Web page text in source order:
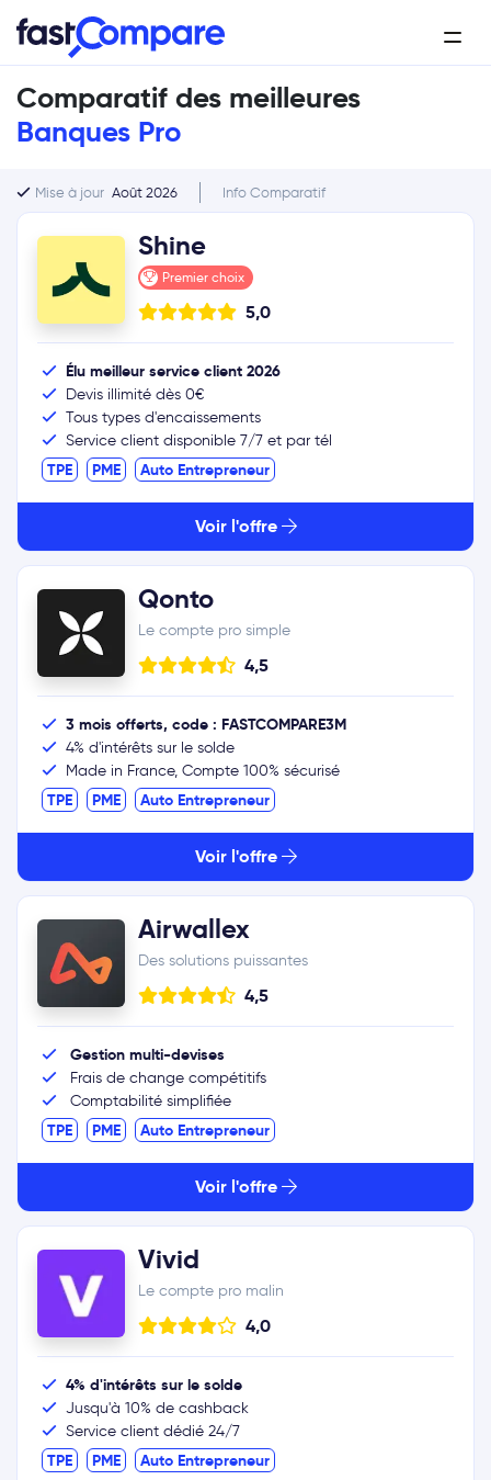
Comparatif des meilleures
Banques Pro
Mise à jour Août 2026 Info Comparatif
Shine
Premier choix
5,0
Élu meilleur service client 2026
Devis illimité dès 0€
Tous types d'encaissements
Service client disponible 7/7 et par tél
TPE PME Auto Entrepreneur
Voir l'offre
Qonto
Le compte pro simple
4,5
3 mois offerts, code : FASTCOMPARE3M
4% d'intérêts sur le solde
Made in France, Compte 100% sécurisé
TPE PME Auto Entrepreneur
Voir l'offre
Airwallex
Des solutions puissantes
4,5
Gestion multi-devises
Frais de change compétitifs
Comptabilité simplifiée
TPE PME Auto Entrepreneur
Voir l'offre
Vivid
Le compte pro malin
4,0
4% d'intérêts sur le solde
Jusqu'à 10% de cashback
Service client dédié 24/7
TPE PME Auto Entrepreneur